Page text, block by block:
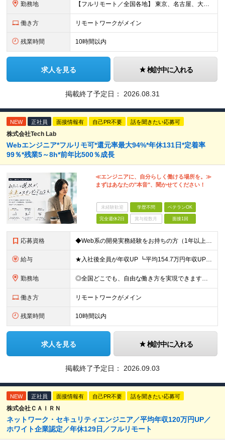
勤務地 【フルリモート／全国各地】 東京、名古屋、大阪、福岡を中心とした全国のプロジェクトにアサイン。 ※プロジェクトは完全選択制です。 ※フルリモート、ハイブリッド型、常駐案件から自由に選択可能です。 ※転
働き方 リモートワークがメイン
残業時間 10時間以内
求人を見る 検討中に入れる
掲載終了予定日： 2026.08.31
NEW 正社員 面接情報有 自己PR不要 話を聞きたい応募可
株式会社Tech Lab
Webエンジニア*フルリモ可*還元率最大94%*年休131日*定着率
99％*残業5～8h*前年比500％成長
≪エンジニアに、自分らしく働ける場所を。≫
まずはあなたの"本音"、聞かせてください！
未経験歓迎 学歴不問 ベテランOK
完全週休2日 賞与複数月 面接1回
応募資格 ◆Web系の開発実務経験をお持ちの方（1年以上） ◆学歴不問 ◆既卒・第二新卒OK ☆Tech Labの事業内容、ビジョンに共感できる⽅はぜひご応募ください！ ☆意欲重視の採用です！ 「経歴に自信が
給与 ★入社後全員が年収UP ┗平均154.7万円年収UP！ ┗最大380万円UPの実績もあり 月給35万円～100万円＋決算賞与＋各種手当 【 給与イメージ 】 ◆経験1年以上…月給35万円～＋決算賞
勤務地 ◎全国どこでも、自由な働き方を実現できます！ 全国のプロジェクト先やフルリモート環境での勤務も可能です。 ＼自由度の高い働き方、叶えます／ ・フルリモートで働きたい ・ハイブリットに働きたい ・家庭
働き方 リモートワークがメイン
残業時間 10時間以内
求人を見る 検討中に入れる
掲載終了予定日： 2026.09.03
NEW 正社員 面接情報有 自己PR不要 話を聞きたい応募可
株式会社ＣＡＩＲＮ
ネットワーク・セキュリティエンジニア／平均年収120万円UP／
ホワイト企業認定／年休129日／フルリモート